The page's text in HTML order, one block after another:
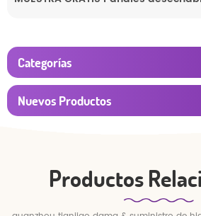
Categorías
Nuevos Productos
Productos